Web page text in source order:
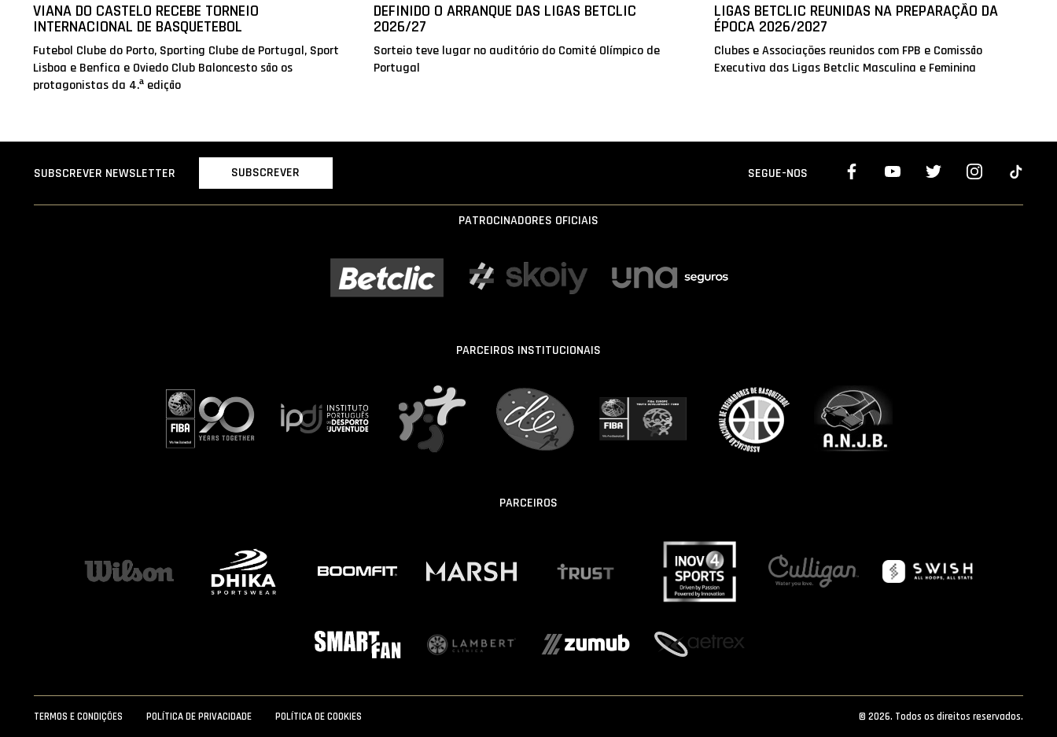
VIANA DO CASTELO RECEBE TORNEIO
INTERNACIONAL DE BASQUETEBOL
Futebol Clube do Porto, Sporting Clube de Portugal, Sport
Lisboa e Benfica e Oviedo Club Baloncesto são os
protagonistas da 4.ª edição
DEFINIDO O ARRANQUE DAS LIGAS BETCLIC
2026/27
Sorteio teve lugar no auditório do Comité Olímpico de
Portugal
LIGAS BETCLIC REUNIDAS NA PREPARAÇÃO DA
ÉPOCA 2026/2027
Clubes e Associações reunidos com FPB e Comissão
Executiva das Ligas Betclic Masculina e Feminina
SUBSCREVER NEWSLETTER SUBSCREVER SEGUE-NOS
PATROCINADORES OFICIAIS
PARCEIROS INSTITUCIONAIS
PARCEIROS
TERMOS E CONDIÇÕES POLÍTICA DE PRIVACIDADE POLÍTICA DE COOKIES © 2026. Todos os direitos reservados.